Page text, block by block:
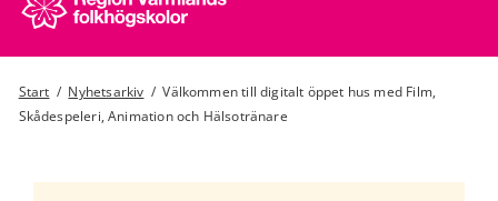
Start / Nyhetsarkiv / Välkommen till digitalt öppet hus med Film,
Skådespeleri, Animation och Hälsotränare